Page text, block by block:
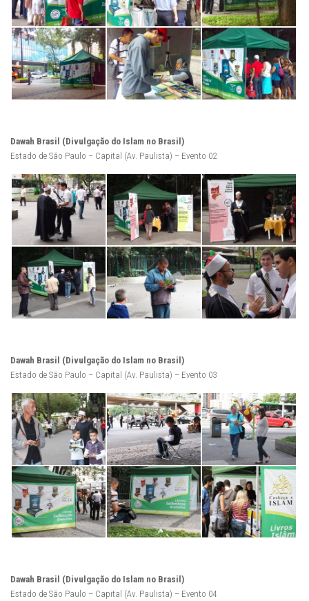
Dawah Brasil (Divulgação do Islam no Brasil)
Estado de São Paulo – Capital (Av. Paulista) – Evento 02
Dawah Brasil (Divulgação do Islam no Brasil)
Estado de São Paulo – Capital (Av. Paulista) – Evento 03
Dawah Brasil (Divulgação do Islam no Brasil)
Estado de São Paulo – Capital (Av. Paulista) – Evento 04